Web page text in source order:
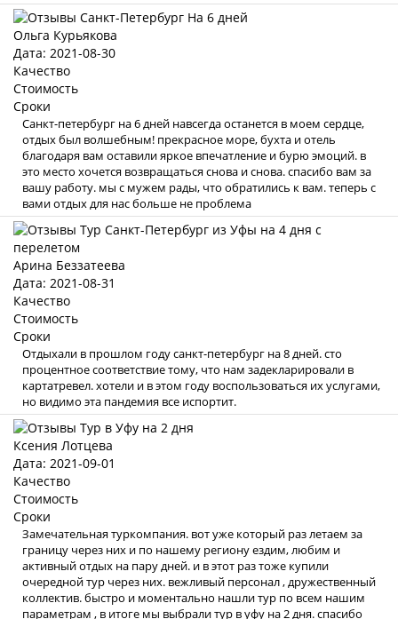
Ольга Курьякова
Дата: 2021-08-30
Качество
Стоимость
Сроки
Санкт-петербург на 6 дней навсегда останется в моем сердце,
отдых был волшебным! прекрасное море, бухта и отель
благодаря вам оставили яркое впечатление и бурю эмоций. в
это место хочется возвращаться снова и снова. спасибо вам за
вашу работу. мы с мужем рады, что обратились к вам. теперь с
вами отдых для нас больше не проблема
Арина Беззатеева
Дата: 2021-08-31
Качество
Стоимость
Сроки
Отдыхали в прошлом году санкт-петербург на 8 дней. сто
процентное соответствие тому, что нам задекларировали в
картатревел. хотели и в этом году воспользоваться их услугами,
но видимо эта пандемия все испортит.
Ксения Лотцева
Дата: 2021-09-01
Качество
Стоимость
Сроки
Замечательная туркомпания. вот уже который раз летаем за
границу через них и по нашему региону ездим, любим и
активный отдых на пару дней. и в этот раз тоже купили
очередной тур через них. вежливый персонал , дружественный
коллектив. быстро и моментально нашли тур по всем нашим
параметрам , в итоге мы выбрали тур в уфу на 2 дня. спасибо